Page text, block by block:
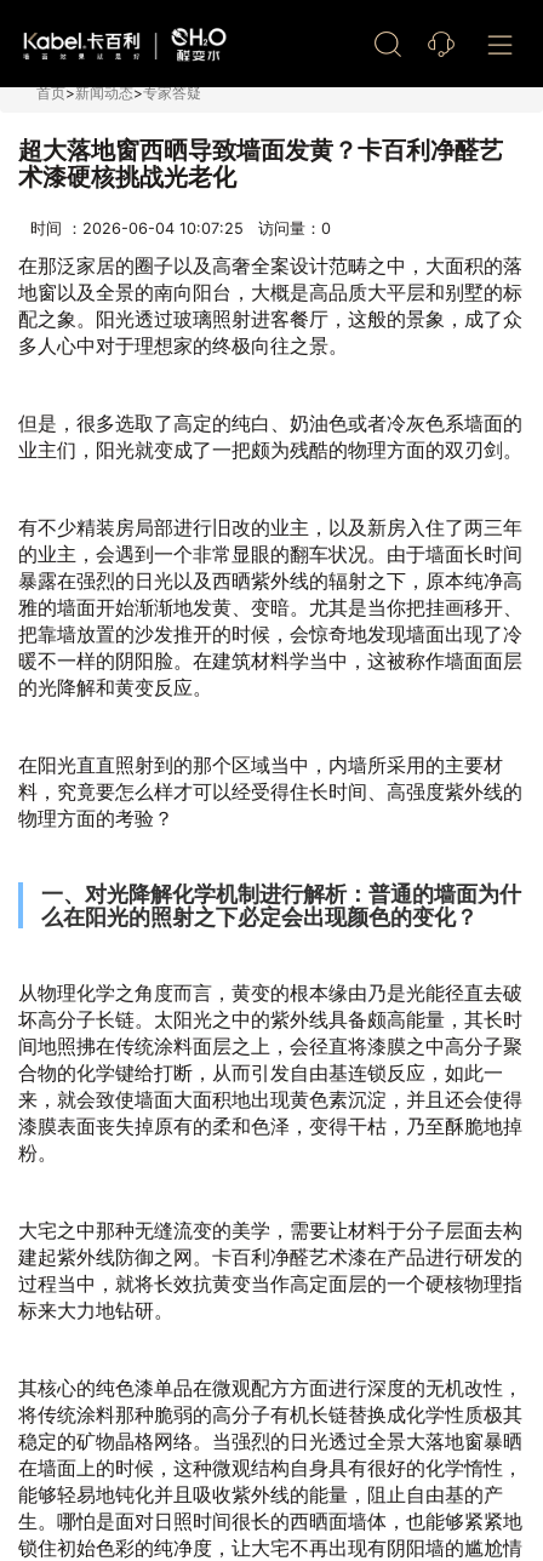
首页>新闻动态>专家答疑
超大落地窗西晒导致墙面发黄？卡百利净醛艺
术漆硬核挑战光老化
时间 ：2026-06-04 10:07:25 访问量： 0
在那泛家居的圈子以及高奢全案设计范畴之中，大面积的落
地窗以及全景的南向阳台，大概是高品质大平层和别墅的标
配之象。阳光透过玻璃照射进客餐厅，这般的景象，成了众
多人心中对于理想家的终极向往之景。
但是，很多选取了高定的纯白、奶油色或者冷灰色系墙面的
业主们，阳光就变成了一把颇为残酷的物理方面的双刃剑。
有不少精装房局部进行旧改的业主，以及新房入住了两三年
的业主，会遇到一个非常显眼的翻车状况。由于墙面长时间
暴露在强烈的日光以及西晒紫外线的辐射之下，原本纯净高
雅的墙面开始渐渐地发黄、变暗。尤其是当你把挂画移开、
把靠墙放置的沙发推开的时候，会惊奇地发现墙面出现了冷
暖不一样的阴阳脸。在建筑材料学当中，这被称作墙面面层
的光降解和黄变反应。
在阳光直直照射到的那个区域当中，内墙所采用的主要材
料，究竟要怎么样才可以经受得住长时间、高强度紫外线的
物理方面的考验？
一、对光降解化学机制进行解析：普通的墙面为什
么在阳光的照射之下必定会出现颜色的变化？
从物理化学之角度而言，黄变的根本缘由乃是光能径直去破
坏高分子长链。太阳光之中的紫外线具备颇高能量，其长时
间地照拂在传统涂料面层之上，会径直将漆膜之中高分子聚
合物的化学键给打断，从而引发自由基连锁反应，如此一
来，就会致使墙面大面积地出现黄色素沉淀，并且还会使得
漆膜表面丧失掉原有的柔和色泽，变得干枯，乃至酥脆地掉
粉。
大宅之中那种无缝流变的美学，需要让材料于分子层面去构
建起紫外线防御之网。卡百利净醛艺术漆在产品进行研发的
过程当中，就将长效抗黄变当作高定面层的一个硬核物理指
标来大力地钻研。
其核心的纯色漆单品在微观配方方面进行深度的无机改性，
将传统涂料那种脆弱的高分子有机长链替换成化学性质极其
稳定的矿物晶格网络。当强烈的日光透过全景大落地窗暴晒
在墙面上的时候，这种微观结构自身具有很好的化学惰性，
能够轻易地钝化并且吸收紫外线的能量，阻止自由基的产
生。哪怕是面对日照时间很长的西晒面墙体，也能够紧紧地
锁住初始色彩的纯净度，让大宅不再出现有阴阳墙的尴尬情